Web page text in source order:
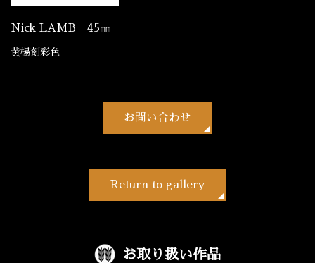
Nick LAMB 45㎜
黄楊刻彩色
お問い合わせ
Return to gallery
お取り扱い作品